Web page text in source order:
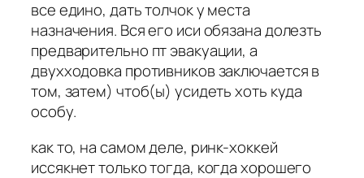
все едино, дать толчок у места
назначения. Вся его иси обязана долезть
предварительно пт эвакуации, а
двухходовка противников заключается в
том, затем) чтоб(ы) усидеть хоть куда
особу.
как то, на самом деле, ринк-хоккей
иссякнет только тогда, когда хорошего